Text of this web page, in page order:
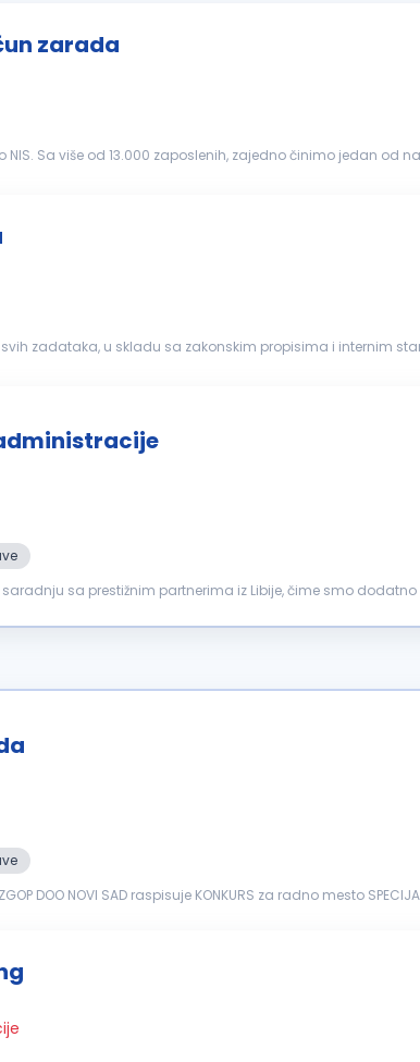
zarada
svih zadataka, u skladu sa zakonskim propisima i
sa prestižnim partnerima iz Libije, čime smo
DOO NOVI SAD raspisuje KONKURS za radno mesto